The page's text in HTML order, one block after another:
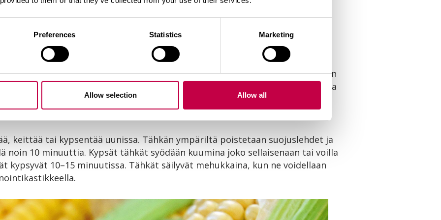
Preferences Statistics Marketing
Allow selection Allow all
tyypilliseksi. Tämän voi tarkistaa ensimmäisillä sadonkorjuukerroilla
tyvestä, mutta suojuslehdet jätetään paikoilleen. Maissit ovat parhaimmillaan
lyhytaikainen varastointi alle 5 ºC lämpötilassa on mahdollista. Lajikkeesta ja
maissista saadaan 1–3 tähkää. Ensimmäiset maissit kypsyvät yleensä
juuri ennen pakkasia.
keittää tai kypsentää uunissa. Tähkän ympäriltä poistetaan suojuslehdet ja
noin 10 minuuttia. Kypsät tähkät syödään kuumina joko sellaisenaan tai voilla
kypsyvät 10–15 minuutissa. Tähkät säilyvät mehukkaina, kun ne voidellaan